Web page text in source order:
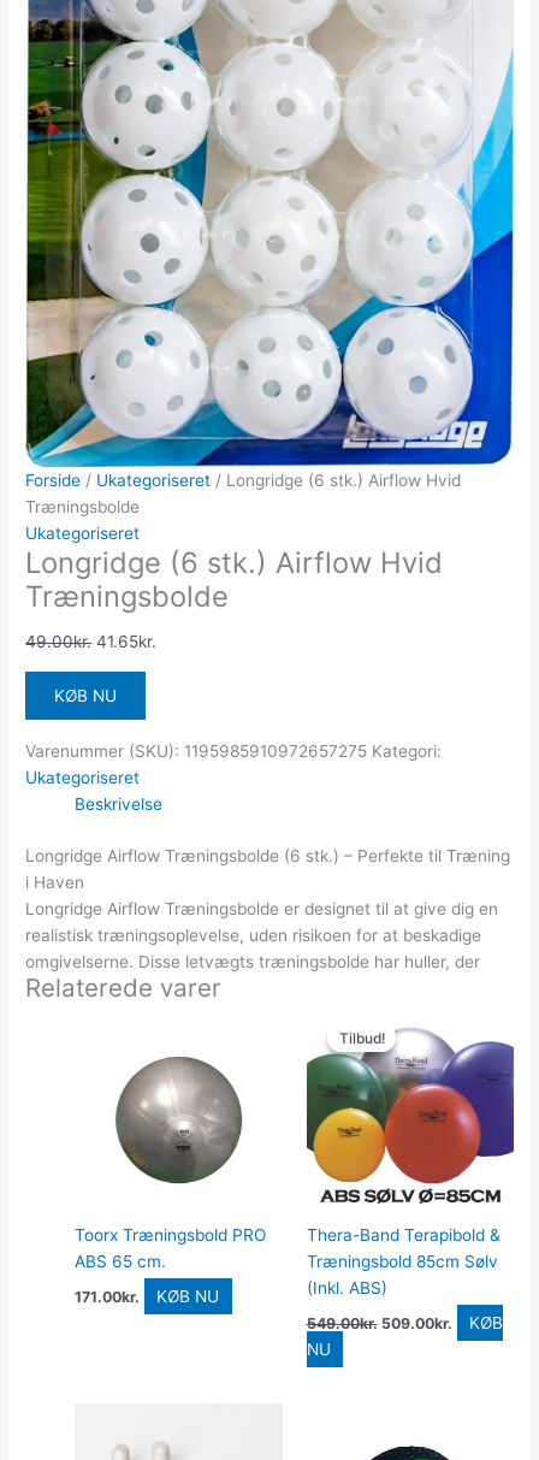
Forside / Ukategoriseret / Longridge (6 stk.) Airflow Hvid
Træningsbolde
Ukategoriseret
Longridge (6 stk.) Airflow Hvid
Træningsbolde
49.00kr. 41.65kr.
KØB NU
Varenummer (SKU): 1195985910972657275 Kategori:
Ukategoriseret
Beskrivelse
Longridge Airflow Træningsbolde (6 stk.) – Perfekte til Træning
i Haven
Longridge Airflow Træningsbolde er designet til at give dig en
realistisk træningsoplevelse, uden risikoen for at beskadige
omgivelserne. Disse letvægts træningsbolde har huller, der
Relaterede varer
Toorx Træningsbold PRO
ABS 65 cm.
171.00kr. KØB NU
Tilbud!
Tilbud!
Thera-Band Terapibold &
Træningsbold 85cm Sølv
(Inkl. ABS)
549.00kr.
oprindelige
pris
var:
549.00kr..
509.00kr.
pris
er:
509.00kr..
KØB
NU